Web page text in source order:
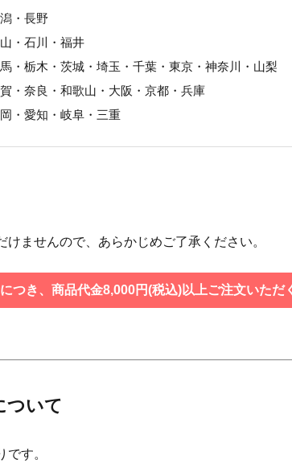
・長野
・石川・福井
・栃木・茨城・埼玉・千葉・東京・神奈川・山梨
・奈良・和歌山・大阪・京都・兵庫
・愛知・岐阜・三重
ませんので、あらかじめご了承ください。
つき、商品代金8,000円(税込)以上ご注文いただ
いて
す。